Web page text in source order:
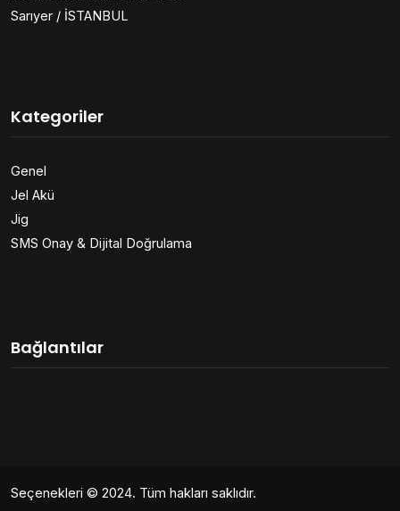
Sarıyer / İSTANBUL
Kategoriler
Genel
Jel Akü
Jig
SMS Onay & Dijital Doğrulama
Bağlantılar
Seçenekleri © 2024. Tüm hakları saklıdır.